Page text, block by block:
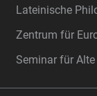
Lateinische
Zentrum für
Seminar für